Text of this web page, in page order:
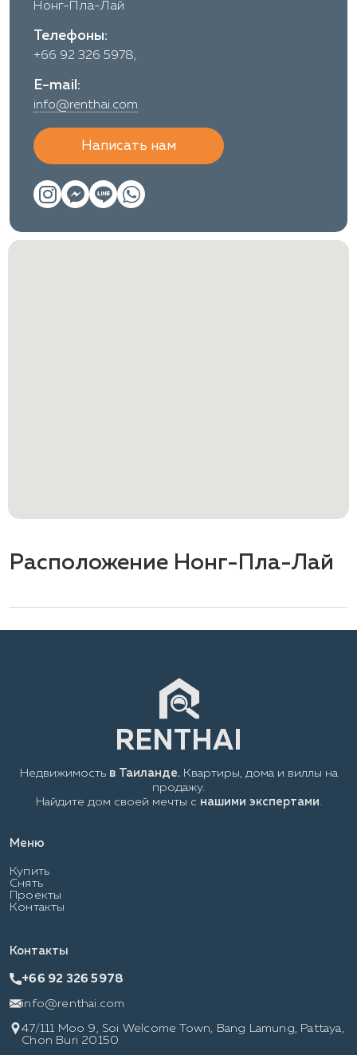
Нонг-Пла-Лай
Телефоны:
+66 92 326 5978,
E-mail:
info@renthai.com
Написать нам
Расположение Нонг-Пла-Лай
Меню
Купить
Снять
Проекты
Контакты
Недвижимость в Таиланде.Квартиры, дома и виллы на
продажу.
Найдите дом своей мечты с нашими экспертами
Контакты
+66 92 326 5978
info@renthai.com
47/111 Moo 9, Soi Welcome Town, Bang Lamung, Pattaya,
Chon Buri 20150